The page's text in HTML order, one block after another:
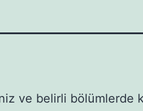
ve belirli bölümlerde